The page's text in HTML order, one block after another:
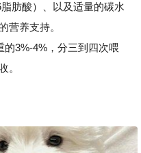
肪酸）、以及适量的碳水
营养支持。
3%-4%，分三到四次喂
。